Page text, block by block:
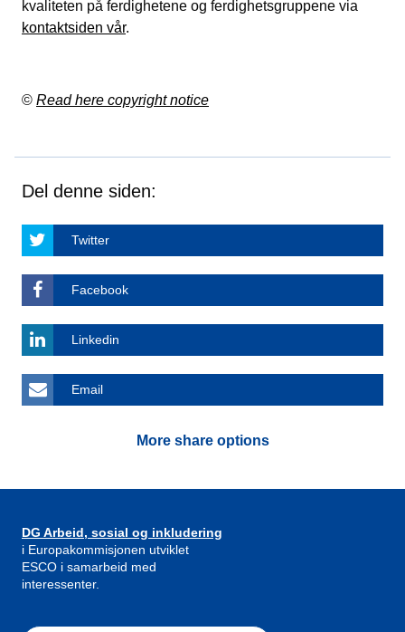
kvaliteten på ferdighetene og ferdighetsgruppene via
kontaktsiden vår.
© Read here copyright notice
Del denne siden:
Twitter
Facebook
Linkedin
Email
More share options
DG Arbeid, sosial og inkludering
i Europakommisjonen utviklet
ESCO i samarbeid med
interessenter.